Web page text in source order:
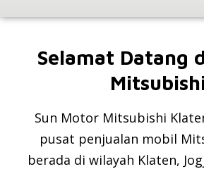
Selamat Datang
Sun Motor Mitsubishi
pusat penjualan mobil
berada di wilayah Klaten,